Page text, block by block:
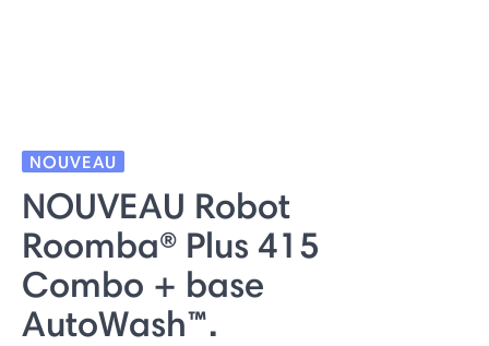
NOUVEAU
NOUVEAU Robot
Roomba® Plus 415
Combo + base
AutoWash™.